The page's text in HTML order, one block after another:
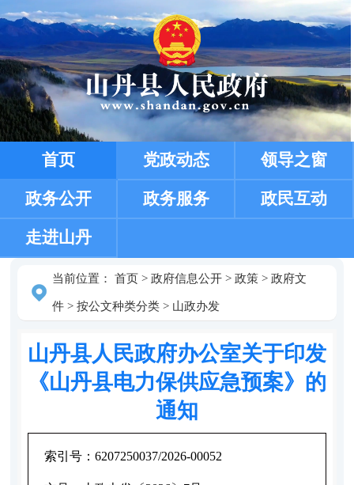
首页 党政动态 领导之窗
政务公开 政务服务 政民互动
走进山丹
当前位置： 首页> 政府信息公开> 政策> 政府文
件> 按公文种类分类> 山政办发
山丹县人民政府办公室关于印发
《山丹县电力保供应急预案》的
通知
索引号： 6207250037/2026-00052